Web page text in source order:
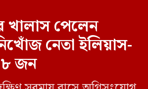
খালাস পেলেন
নেতা ইলিয়াস-
জন